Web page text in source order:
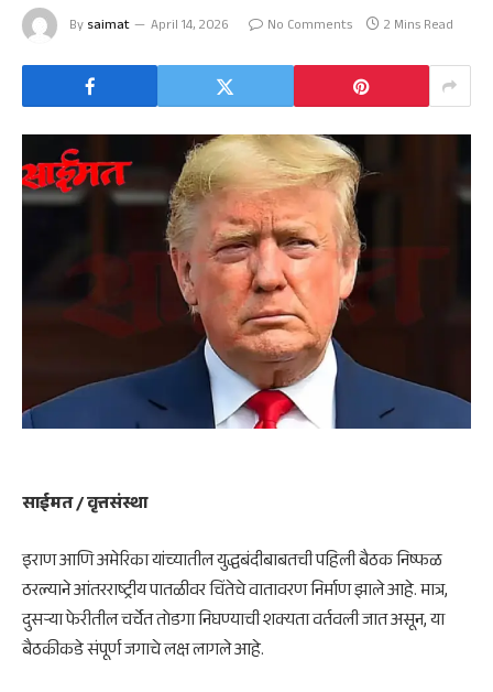
By saimat April 14, 2026 No Comments 2 Mins Read
साईमत / वृत्तसंस्था
इराण आणिअमेरिकायांच्यातील युद्धबंदीबाबतची पहिली बैठक निष्फळ
ठरल्याने आंतरराष्ट्रीय पातळीवर चिंतेचे वातावरण निर्माण झाले आहे. मात्र,
दुसऱ्या फेरीतील चर्चेत तोडगा निघण्याची शक्यता वर्तवली जात असून, या
बैठकीकडे संपूर्ण जगाचे लक्ष लागले आहे.